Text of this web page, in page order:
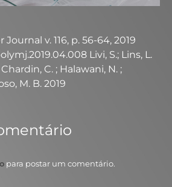
v. 116, p. 56-64, 2019
Livi, S.; Lins, L.
C. ; Halawani, N. ;
M. B. 2019
para postar um comentário.